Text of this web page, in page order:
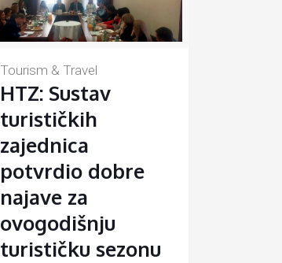
Tourism & Travel
HTZ: Sustav
turističkih
zajednica
potvrdio dobre
najave za
ovogodišnju
turističku sezonu